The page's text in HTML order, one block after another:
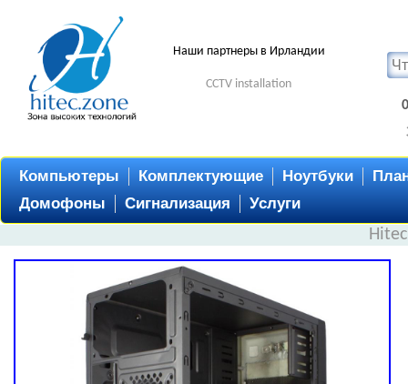
Наши партнеры в Ирландии
CCTV installation
Компьютеры Комплектующие Ноутбуки
Домофоны
Сигнализация Услуги